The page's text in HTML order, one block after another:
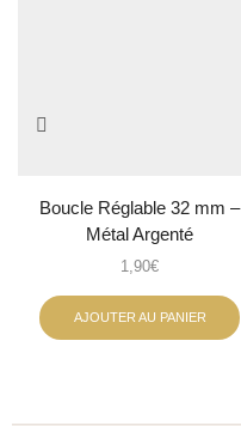
Boucle Réglable 32 mm –
Métal Argenté
1,90€
AJOUTER AU PANIER